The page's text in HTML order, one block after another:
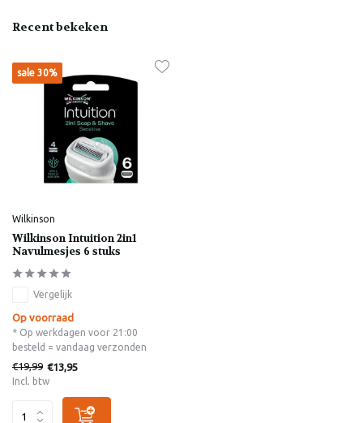
Recent bekeken
sale 30%
Wilkinson
Wilkinson Intuition 2in1
Navulmesjes 6 stuks
Vergelijk
Op voorraad
* Op werkdagen voor 21:00
besteld = vandaag verzonden
€19,99 €13,95
Incl. btw